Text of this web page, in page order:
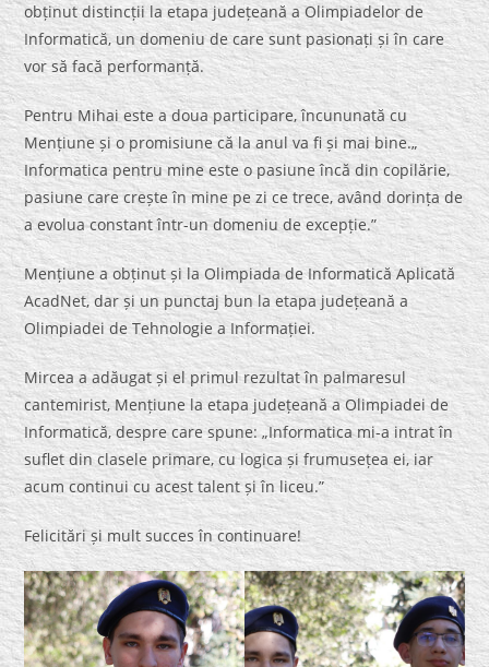
obținut distincții la etapa județeană a Olimpiadelor de
Informatică, un domeniu de care sunt pasionați și în care
vor să facă performanță.
Pentru Mihai este a doua participare, încununată cu
Mențiune și o promisiune că la anul va fi și mai bine.„
Informatica pentru mine este o pasiune încă din copilărie,
pasiune care crește în mine pe zi ce trece, având dorința de
a evolua constant într-un domeniu de excepție.”
Mențiune a obținut și la Olimpiada de Informatică Aplicată
AcadNet, dar și un punctaj bun la etapa județeană a
Olimpiadei de Tehnologie a Informației.
Mircea a adăugat și el primul rezultat în palmaresul
cantemirist, Mențiune la etapa județeană a Olimpiadei de
Informatică, despre care spune: „Informatica mi-a intrat în
suflet din clasele primare, cu logica și frumusețea ei, iar
acum continui cu acest talent și în liceu.”
Felicitări și mult succes în continuare!